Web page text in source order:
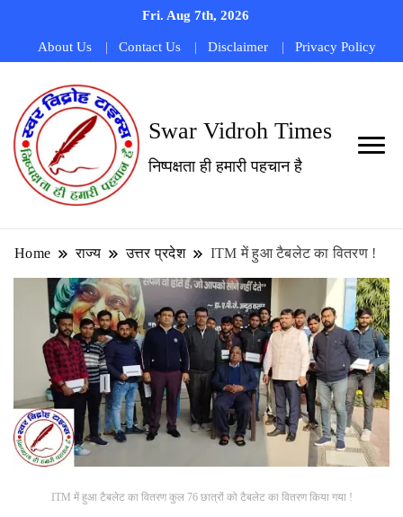
Fri. Aug 7th, 2026
About Us Contact Us Disclaimer Privacy Policy
Swar Vidroh Times
निष्पक्षता ही हमारी पहचान है
Home राज्य उत्तर प्रदेश ITM में हुआ टैबलेट का वितरण !
ITM में हुआ टैबलेट का वितरण कुल 76 छात्रों को टैबलेट का वितरण किया गया !